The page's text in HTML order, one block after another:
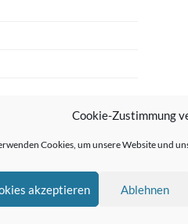
Cookie-Zustimmung
Cookies, um unsere Website und
akzeptieren Ablehnen
vonAnders Norén